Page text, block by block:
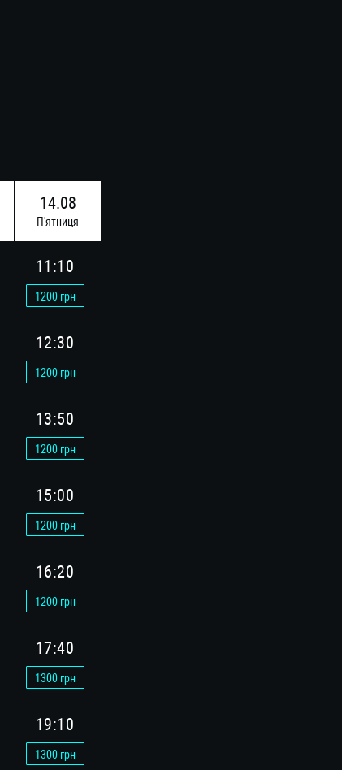
14.08
П'ятниця
11:10
1200грн
12:30
1200грн
13:50
1200грн
15:00
1200грн
16:20
1200грн
17:40
1300грн
19:10
1300грн